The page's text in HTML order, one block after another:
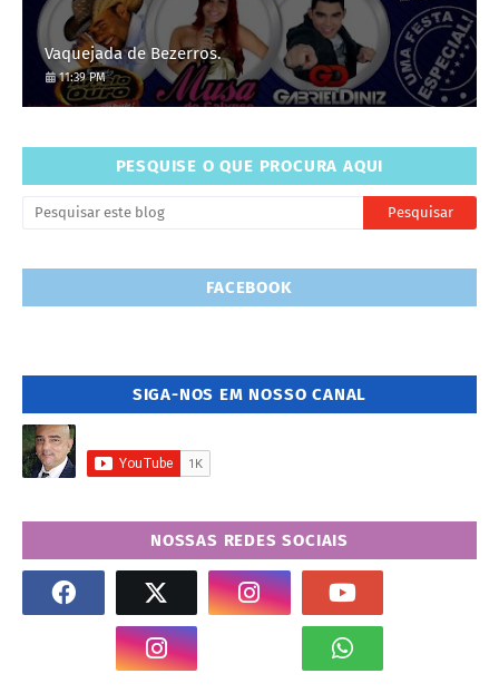
Vaquejada de Bezerros.
11:39 PM
PESQUISE O QUE PROCURA AQUI
FACEBOOK
SIGA-NOS EM NOSSO CANAL
NOSSAS REDES SOCIAIS